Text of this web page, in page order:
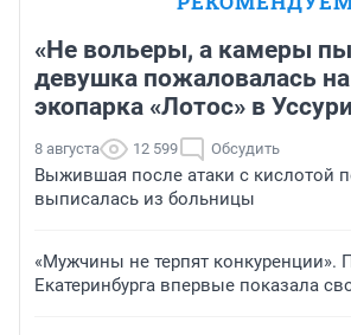
«Не вольеры, а камеры
девушка пожаловалась
экопарка «Лотос» в
8 августа 12 599 Обсудить
Выжившая после атаки с кислотой
выписалась из больницы
«Мужчины не терпят конкуренции».
Екатеринбурга впервые показала